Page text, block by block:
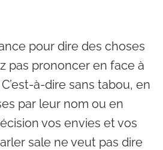
pour dire des choses
pas prononcer en face à
C’est-à-dire sans tabou, en
par leur nom ou en
vos envies et vos
sale ne veut pas dire